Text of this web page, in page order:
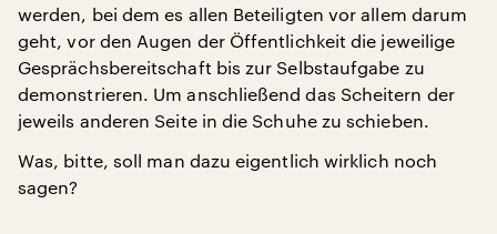
werden, bei dem es allen Beteiligten vor allem darum
geht, vor den Augen der Öffentlichkeit die jeweilige
Gesprächsbereitschaft bis zur Selbstaufgabe zu
demonstrieren. Um anschließend das Scheitern der
jeweils anderen Seite in die Schuhe zu schieben.
Was, bitte, soll man dazu eigentlich wirklich noch
sagen?